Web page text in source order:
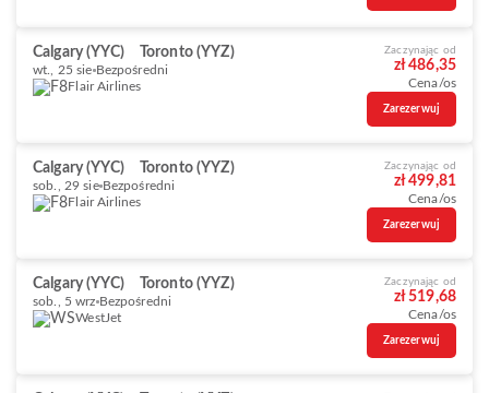
Calgary (YYC) Toronto (YYZ)
wt., 25 sie Bezpośredni
Flair Airlines
Zaczynając od
zł 486,35
Cena/os
Zarezerwuj
Calgary (YYC) Toronto (YYZ)
sob., 29 sie Bezpośredni
Flair Airlines
Zaczynając od
zł 499,81
Cena/os
Zarezerwuj
Calgary (YYC) Toronto (YYZ)
sob., 5 wrz Bezpośredni
WestJet
Zaczynając od
zł 519,68
Cena/os
Zarezerwuj